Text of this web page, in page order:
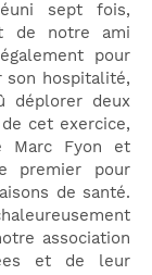
sept fois,
de notre ami
pour
son hospitalité,
déplorer deux
cet exercice,
Marc Fyon et
premier pour
de santé.
association
et de leur